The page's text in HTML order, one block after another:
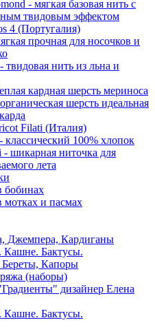
- мягкая базовая нить с
твидовым эффектом
4 (Португалия)
прочная для носочков и
твидовая нить из льна и
кардная шерсть мериноса
шерсть идеальная
Filati (Италия)
классический 100% хлопок
шикарная ниточка для
лета
бобинах
мотках и пасмах
Джемпера, Кардиганы
Бактусы.
Капоры
(наборы)
дизайнер Елена
Бактусы.